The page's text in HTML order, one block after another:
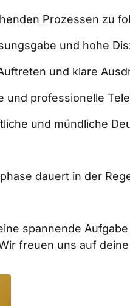
Prozessen zu
und hohe
und klare
und professionelle
und mündliche
dauert in der
spannende
freuen uns auf